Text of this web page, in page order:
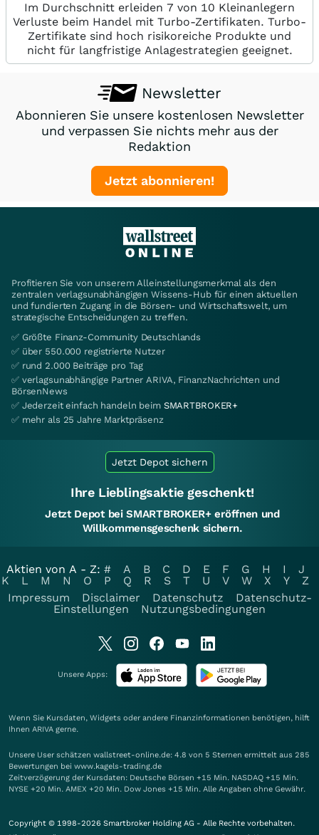
Im Durchschnitt erleiden 7 von 10 Kleinanlegern
Verluste beim Handel mit Turbo-Zertifikaten. Turbo-
Zertifikate sind hoch risikoreiche Produkte und
nicht für langfristige Anlagestrategien geeignet.
Newsletter
Abonnieren Sie unsere kostenlosen Newsletter
und verpassen Sie nichts mehr aus der
Redaktion
Jetzt abonnieren!
Profitieren Sie von unserem Alleinstellungsmerkmal als den
zentralen verlagsunabhängigen Wissens-Hub für einen aktuellen
und fundierten Zugang in die Börsen- und Wirtschaftswelt, um
strategische Entscheidungen zu treffen.
✅ Größte Finanz-Community Deutschlands
✅ über 550.000 registrierte Nutzer
✅ rund 2.000 Beiträge pro Tag
✅ verlagsunabhängige Partner ARIVA, FinanzNachrichten und
BörsenNews
✅ Jederzeit einfach handeln beim SMARTBROKER+
✅ mehr als 25 Jahre Marktpräsenz
Jetzt Depot sichern
Ihre Lieblingsaktie geschenkt!
Jetzt Depot bei SMARTBROKER+ eröffnen und
Willkommensgeschenk sichern.
Aktien von A - Z: # A B C D E F G H I
J
K
L M N O P Q R S T U V W X Y
Z
Impressum
Disclaimer Datenschutz
Datenschutz-
Einstellungen
Nutzungsbedingungen
Unsere Apps:
Wenn Sie Kursdaten, Widgets oder andere Finanzinformationen benötigen, hilft
Ihnen ARIVA gerne.
Unsere User schätzen wallstreet-online.de: 4.8 von 5 Sternen ermittelt aus 285
Bewertungen bei www.kagels-trading.de
Zeitverzögerung der Kursdaten: Deutsche Börsen +15 Min. NASDAQ +15 Min.
NYSE +20 Min. AMEX +20 Min. Dow Jones +15 Min. Alle Angaben ohne Gewähr.
Copyright © 1998-2026 Smartbroker Holding AG - Alle Rechte vorbehalten.